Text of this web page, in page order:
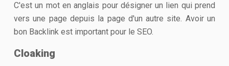
C'est un mot en anglais pour désigner un lien qui prend
vers une page depuis la page d'un autre site. Avoir un
bon Backlink est important pour le SEO.
Cloaking